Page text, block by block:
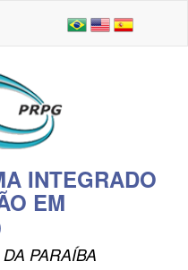
INTEGRADO
EM
PARAÍBA